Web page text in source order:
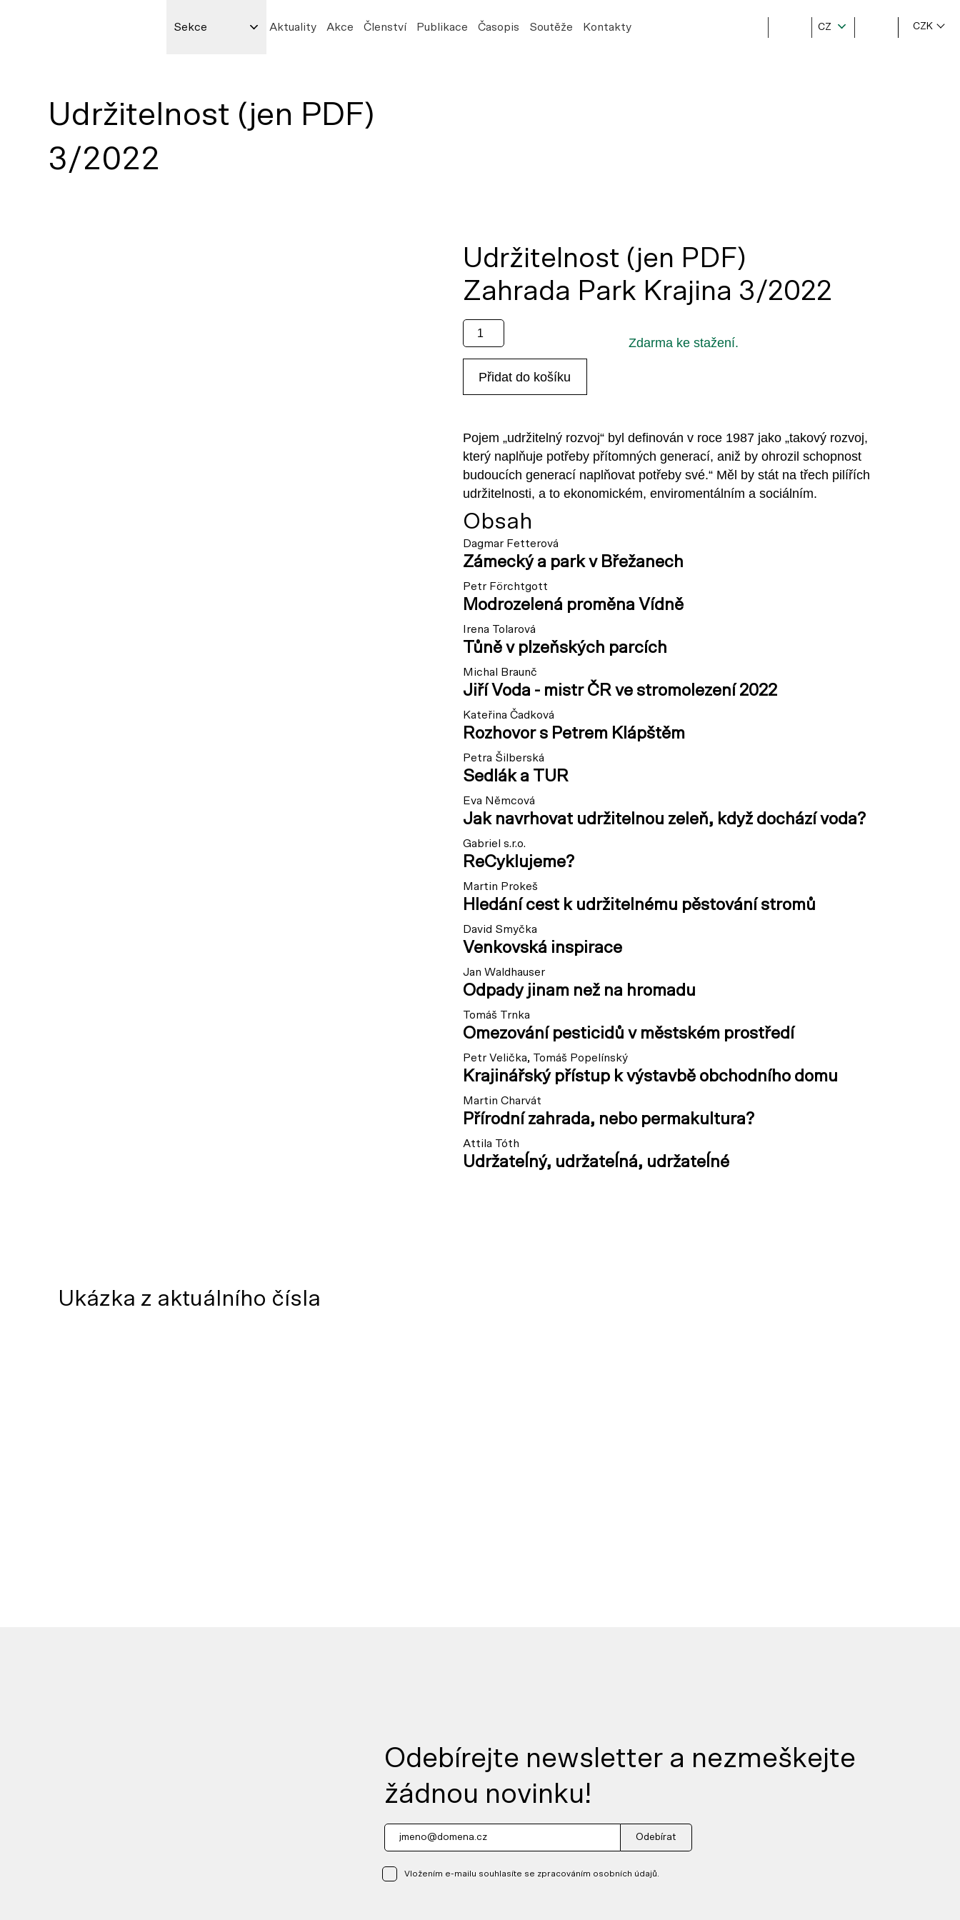
Sekce Aktuality Akce Členství Publikace Časopis Soutěže Kontakty CZ CZK
Udržitelnost (jen PDF)
3/2022
Zdarma ke stažení.
Udržitelnost (jen PDF)
Zahrada Park Krajina 3/2022
Zahrada
Park
Krajina:
Udržitelnost
3/2022
PDF)
množství
Přidat do košíku
Pojem „udržitelný rozvoj“ byl definován v roce 1987 jako „takový rozvoj,
který naplňuje potřeby přítomných generací, aniž by ohrozil schopnost
budoucích generací naplňovat potřeby své.“ Měl by stát na třech pilířích
udržitelnosti, a to ekonomickém, enviromentálním a sociálním.
Obsah
Dagmar Fetterová
Zámecký a park v Břežanech
Petr Förchtgott
Modrozelená proměna Vídně
Irena Tolarová
Tůně v plzeňských parcích
Michal Braunč
Jiří Voda - mistr ČR ve stromolezení 2022
Kateřina Čadková
Rozhovor s Petrem Klápštěm
Petra Šilberská
Sedlák a TUR
Eva Němcová
Jak navrhovat udržitelnou zeleň, když dochází voda?
Gabriel s.r.o.
ReCyklujeme?
Martin Prokeš
Hledání cest k udržitelnému pěstování stromů
David Smyčka
Venkovská inspirace
Jan Waldhauser
Odpady jinam než na hromadu
Tomáš Trnka
Omezování pesticidů v městském prostředí
Petr Velička, Tomáš Popelínský
Krajinářský přístup k výstavbě obchodního domu
Martin Charvát
Přírodní zahrada, nebo permakultura?
Attila Tóth
Udržateĺný, udržateĺná, udržateĺné
Ukázka z aktuálního čísla
Odebírejte newsletter a nezmeškejte
žádnou novinku!
Odebírat
Vložením e-mailu souhlasíte se zpracováním osobních údajů.